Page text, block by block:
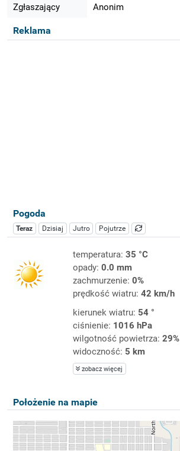
Zgłaszający Anonim
Reklama
Pogoda
Teraz Dzisiaj Jutro Pojutrze
temperatura: 35 °C
opady: 0.0 mm
zachmurzenie: 0%
prędkość wiatru: 42 km/h
kierunek wiatru: 54 °
ciśnienie: 1016 hPa
wilgotność powietrza: 29%
widoczność: 5 km
zobacz więcej
Położenie na mapie